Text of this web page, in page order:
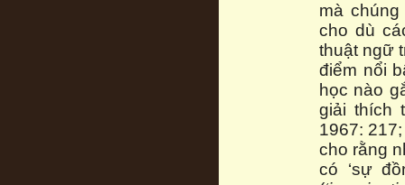
mà
cho dù
thuật ngữ
điểm nổi
học nào
giải thích
1967:
cho rằng
có ‘sự